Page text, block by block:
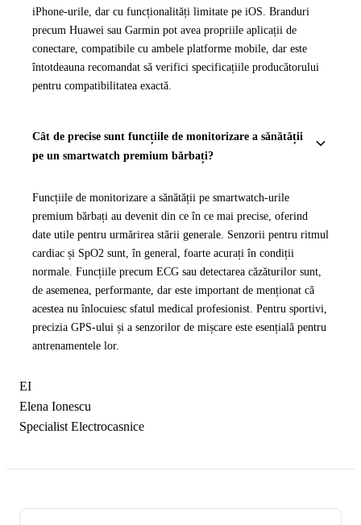
iPhone-urile, dar cu funcționalități limitate pe iOS. Branduri
precum Huawei sau Garmin pot avea propriile aplicații de
conectare, compatibile cu ambele platforme mobile, dar este
întotdeauna recomandat să verifici specificațiile producătorului
pentru compatibilitatea exactă.
Cât de precise sunt funcțiile de monitorizare a sănătății
pe un smartwatch premium bărbați?
Funcțiile de monitorizare a sănătății pe smartwatch-urile
premium bărbați au devenit din ce în ce mai precise, oferind
date utile pentru urmărirea stării generale. Senzorii pentru ritmul
cardiac și SpO2 sunt, în general, foarte acurați în condiții
normale. Funcțiile precum ECG sau detectarea căzăturilor sunt,
de asemenea, performante, dar este important de menționat că
acestea nu înlocuiesc sfatul medical profesionist. Pentru sportivi,
precizia GPS-ului și a senzorilor de mișcare este esențială pentru
antrenamentele lor.
EI
Elena Ionescu
Specialist Electrocasnice